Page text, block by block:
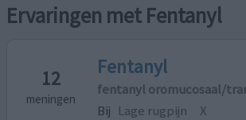
Ervaringen met Fentanyl
12
meningen
Fentanyl
fentanyl oromucosaal/
Bij Lage rugpijn X